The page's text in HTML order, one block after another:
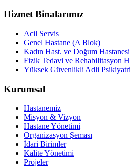
Hizmet Binalarımız
Acil Servis
Genel Hastane (A Blok)
Kadın Hast. ve Doğum
Fizik Tedavi ve Rehabilitasyon
Yüksek Güvenlikli Adli
Kurumsal
Hastanemiz
Misyon & Vizyon
Hastane Yönetimi
Organizasyon Şeması
İdari Birimler
Kalite Yönetimi
Projeler